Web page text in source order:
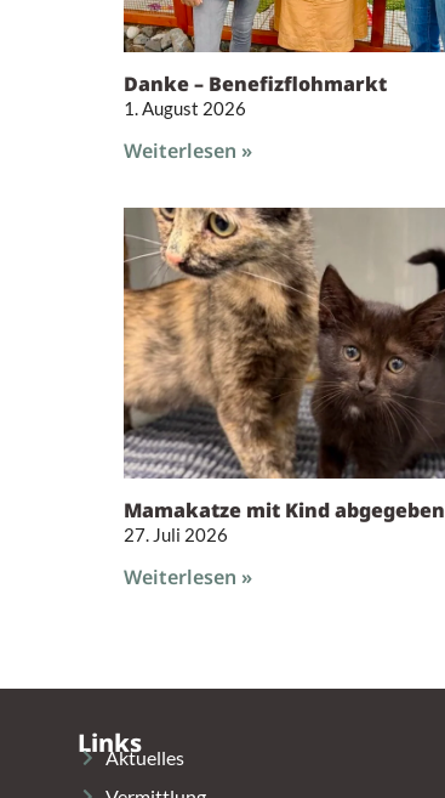
Danke – Benefizflohmarkt
1. August 2026
Weiterlesen »
Mamakatze mit Kind abgegeben
27. Juli 2026
Weiterlesen »
Links
Aktuelles